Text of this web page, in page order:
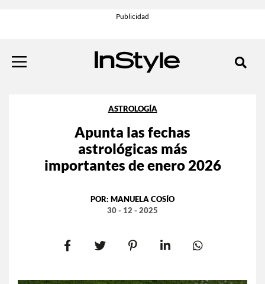
ASTROLOGÍA
Apunta las fechas
astrológicas más
importantes de enero 2026
POR: MANUELA COSÍO
30 - 12 - 2025